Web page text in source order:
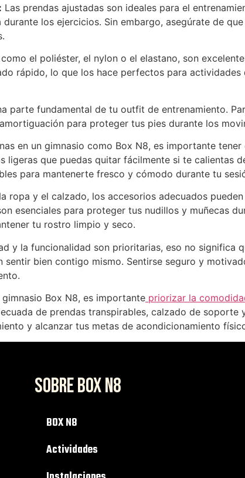
Las prendas ajustadas son ideales para el
los ejercicios. Sin embargo, asegúrate de
el poliéster, el nylon o el elastano, son
rápido, lo que los hace perfectos para
parte fundamental de tu outfit de entrenamiento.
para proteger tus pies durante los
en un gimnasio como Box N8, es importante
ligeras que puedas quitar fácilmente si te calientas
para mantenerte fresco y cómodo durante tu
ropa y el calzado, los accesorios adecuados
esenciales para proteger tus nudillos y muñecas
tu rostro limpio y seco.
y la funcionalidad son prioritarias, eso no significa
bien contigo mismo. Sentirse seguro y
Box N8, es importante priorizar la
de prendas transpirables, calzado de soporte
y alcanzar tus metas de acondicionamiento
SOBRE BOX N8
BOX N8
Actividades